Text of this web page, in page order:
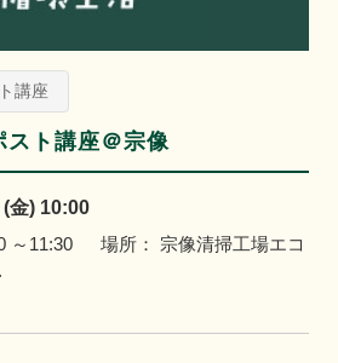
講座
スト講座＠宗像
金) 10:00
～11:30 場所： 宗像清掃工場エコ